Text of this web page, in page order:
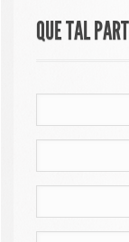
QUE TAL